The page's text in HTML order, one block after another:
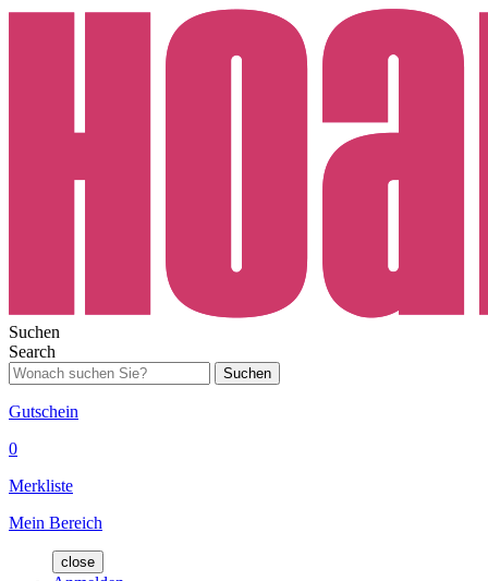
Suchen
Search
Suchen
Gutschein
0
Merkliste
Mein Bereich
close